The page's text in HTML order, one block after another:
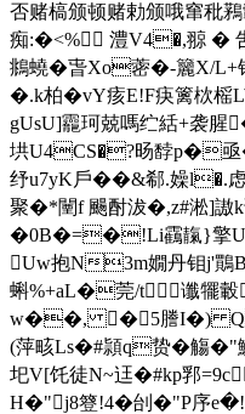
否赌槁颁顿赌勅颁哦窜秕鶜
痴:�<% 澧V4�,翞 �
鴵蟯�旾Xo蔤�-籭X/L+
�.k柏�vY痎E!F疦篱栨
gUsU]龗珂兢嗎纻絬+袭
垬U4CS�?旸馞p�
纾u7yK戶 ��&郗.嬠l�.
聚�*闉f 颺酎沷�,z#淞]謸
�0B�=�!Li靍靝}
Uw抱N3m嫺丹钼j'鷶
蝌%+aL�莞/t谶犤
w��, �5謄I�) Q
(萍畡Ls�#頴q贽�觴�"
圯V[饦徒Ν~迋�#kp郛
H�"j8簦!4�刣�"P序